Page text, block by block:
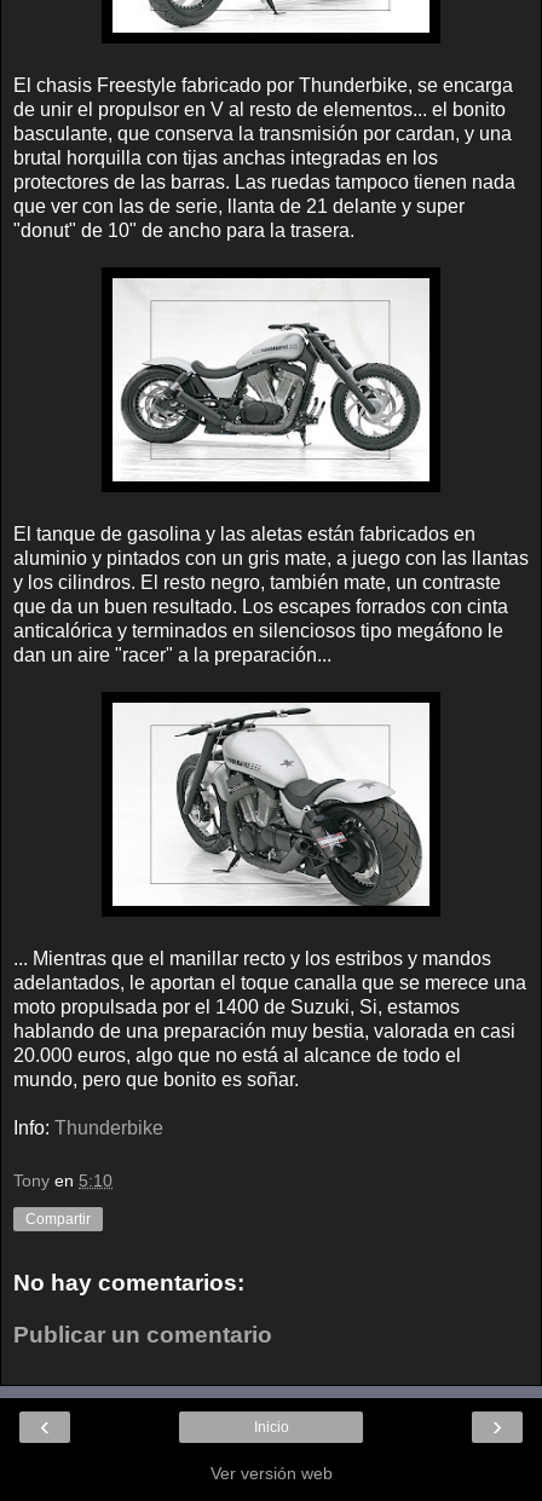
El chasis Freestyle fabricado por Thunderbike, se encarga
de unir el propulsor en V al resto de elementos... el bonito
basculante, que conserva la transmisión por cardan, y una
brutal horquilla con tijas anchas integradas en los
protectores de las barras. Las ruedas tampoco tienen nada
que ver con las de serie, llanta de 21 delante y super
"donut" de 10" de ancho para la trasera.
El tanque de gasolina y las aletas están fabricados en
aluminio y pintados con un gris mate, a juego con las llantas
y los cilindros. El resto negro, también mate, un contraste
que da un buen resultado. Los escapes forrados con cinta
anticalórica y terminados en silenciosos tipo megáfono le
dan un aire "racer" a la preparación...
... Mientras que el manillar recto y los estribos y mandos
adelantados, le aportan el toque canalla que se merece una
moto propulsada por el 1400 de Suzuki, Si, estamos
hablando de una preparación muy bestia, valorada en casi
20.000 euros, algo que no está al alcance de todo el
mundo, pero que bonito es soñar.
Info: Thunderbike
Tony en 5:10
Compartir
No hay comentarios:
Publicar un comentario
‹ ›
Inicio
Ver versión web